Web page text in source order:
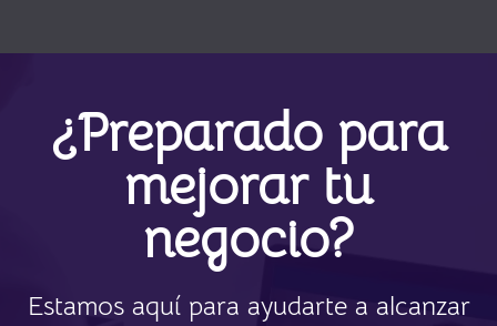
¿Preparado para
mejorar tu
negocio?
Estamos aquí para ayudarte a alcanzar